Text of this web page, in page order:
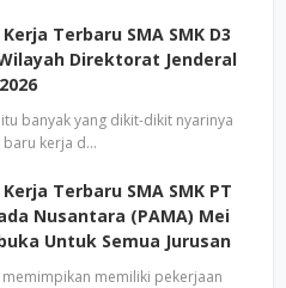
Terbaru SMA SMK D3
Direktorat Jenderal
banyak yang dikit-dikit nyarinya
baru kerja d…
Terbaru SMA SMK PT
Nusantara (PAMA) Mei
Untuk Semua Jurusan
memimpikan memiliki pekerjaan